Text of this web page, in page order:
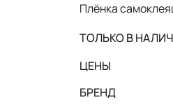
Плёнка
ТОЛЬКО В
ЦЕНЫ
БРЕНД